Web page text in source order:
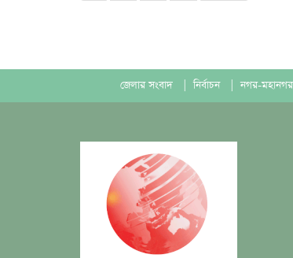
জেলার সংবাদ নির্বাচন নগর-মহানগর